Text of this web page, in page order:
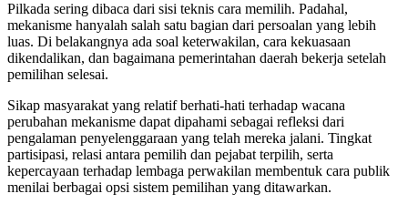
Pilkada sering dibaca dari sisi teknis cara memilih. Padahal,
mekanisme hanyalah salah satu bagian dari persoalan yang lebih
luas. Di belakangnya ada soal keterwakilan, cara kekuasaan
dikendalikan, dan bagaimana pemerintahan daerah bekerja setelah
pemilihan selesai.
Sikap masyarakat yang relatif berhati-hati terhadap wacana
perubahan mekanisme dapat dipahami sebagai refleksi dari
pengalaman penyelenggaraan yang telah mereka jalani. Tingkat
partisipasi, relasi antara pemilih dan pejabat terpilih, serta
kepercayaan terhadap lembaga perwakilan membentuk cara publik
menilai berbagai opsi sistem pemilihan yang ditawarkan.